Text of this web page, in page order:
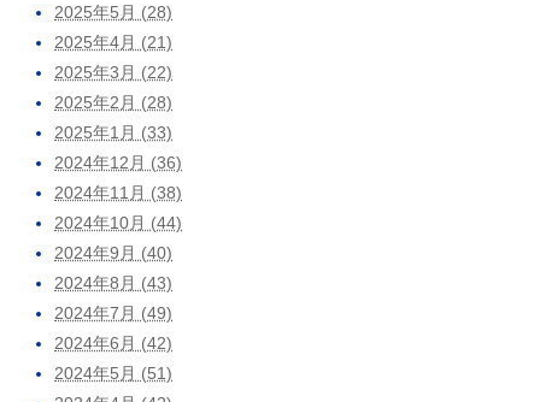
2025年5月 (28)
2025年4月 (21)
2025年3月 (22)
2025年2月 (28)
2025年1月 (33)
2024年12月 (36)
2024年11月 (38)
2024年10月 (44)
2024年9月 (40)
2024年8月 (43)
2024年7月 (49)
2024年6月 (42)
2024年5月 (51)